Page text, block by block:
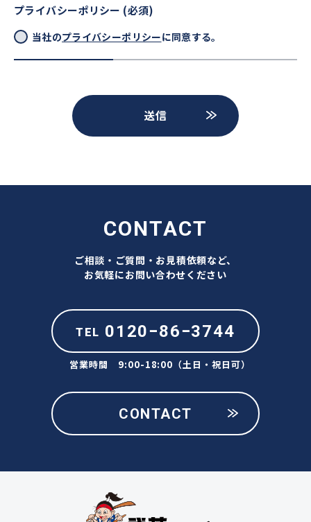
プライバシーポリシー (必須)
当社のプライバシーポリシーに同意する。
CONTACT
ご相談・ご質問・お見積依頼など、
お気軽にお問い合わせください
TEL 0120−86−3744
営業時間 9:00-18:00（土日・祝日可）
CONTACT